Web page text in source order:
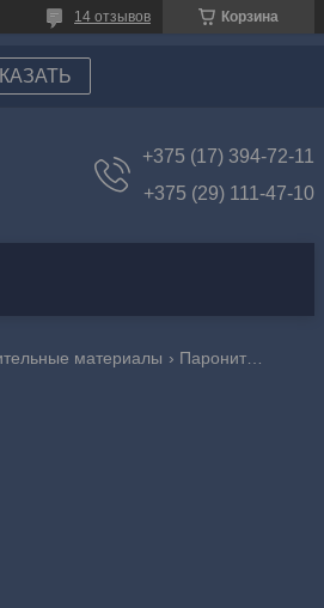
Корзина
14 отзывов
+375 (17) 394-72-11
+375 (29) 111-47-10
материалы